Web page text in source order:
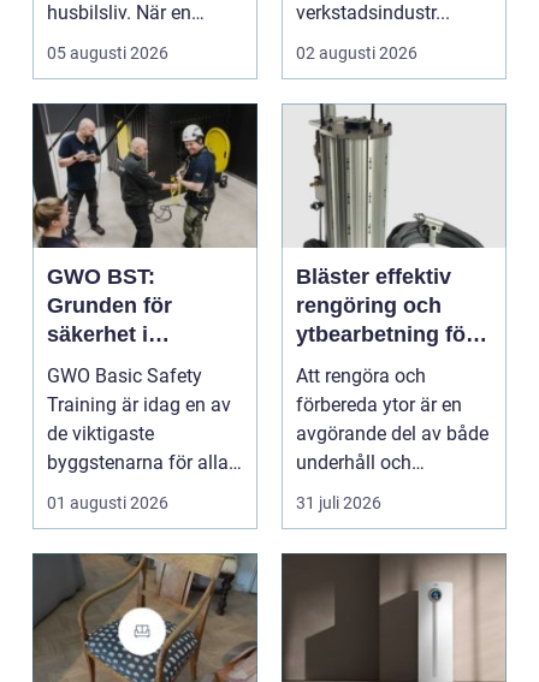
husbilsliv. När en
husbil ...
05 augusti 2026
verkstadsindustr...
02 augusti 2026
GWO BST:
Grunden för
säkerhet i
vindkraftsbransch
en
GWO Basic Safety
Training är idag en av
de viktigaste
byggstenarna för alla
som vill arbet...
01 augusti 2026
Bläster effektiv
rengöring och
ytbearbetning för
proffs och
hantverkare
Att rengöra och
förbereda ytor är en
avgörande del av både
underhåll och
renovering. Färg, rost,
smu...
31 juli 2026